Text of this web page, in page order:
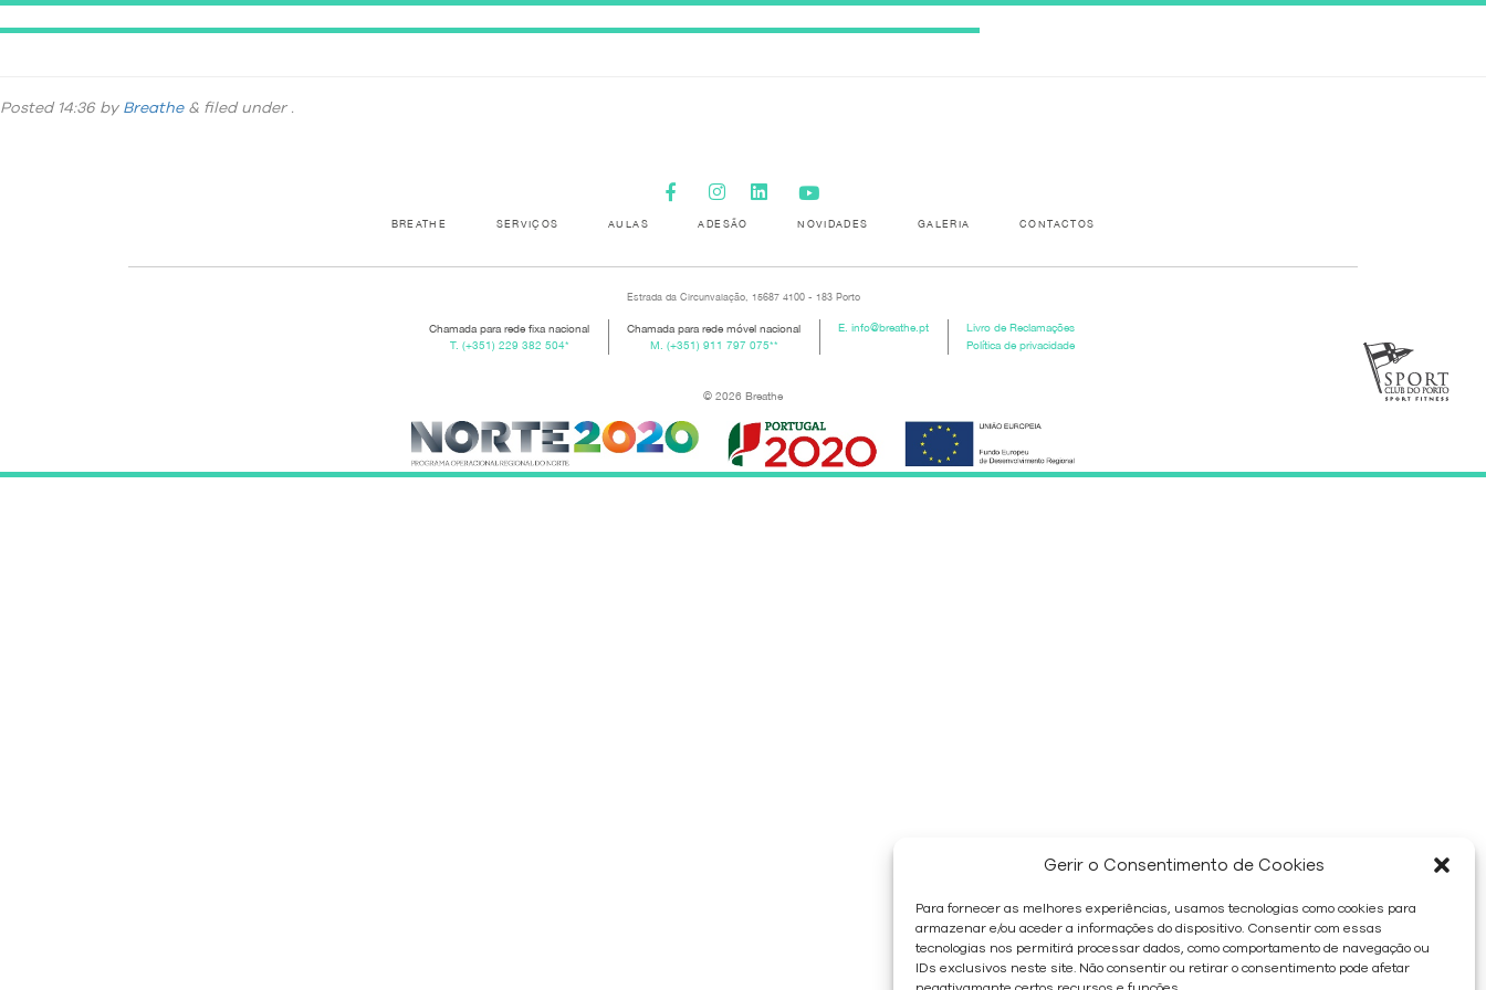
Gerir o Consentimento de Cookies
Para fornecer as melhores experiências, usamos tecnologias como cookies para
armazenar e/ou aceder a informações do dispositivo. Consentir com essas
tecnologias nos permitirá processar dados, como comportamento de navegação ou
IDs exclusivos neste site. Não consentir ou retirar o consentimento pode afetar
Posted 14:36 by Breathe & filed under .
BREATHE SERVIÇOS AULAS ADESÃO NOVIDADES GALERIA CONTACTOS
Estrada da Circunvalação, 15687 4100 - 183 Porto
Chamada para rede fixa nacional
T. (+351) 229 382 504*
Chamada para rede móvel nacional
M. (+351) 911 797 075**
E.info@breathe.pt
Livro de Reclamações
Política de privacidade
© 2026 Breathe